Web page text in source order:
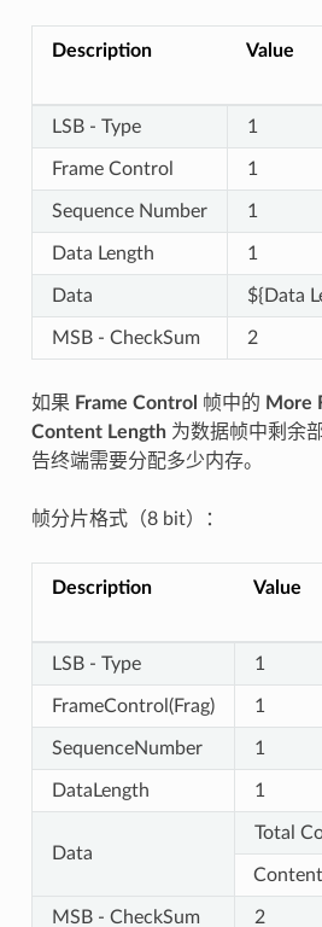
Description Value
LSB - Type 1
Frame Control 1
Sequence Number 1
Data Length 1
Data ${Data
MSB - CheckSum 2
如果 Frame Control 帧中的 More
Content Length为数据帧中剩余
告终端需要分配多少内存。
帧分片格式（8 bit）：
Description Value
LSB - Type 1
FrameControl(Frag) 1
SequenceNumber 1
DataLength 1
Data
Total
Content
MSB - CheckSum 2